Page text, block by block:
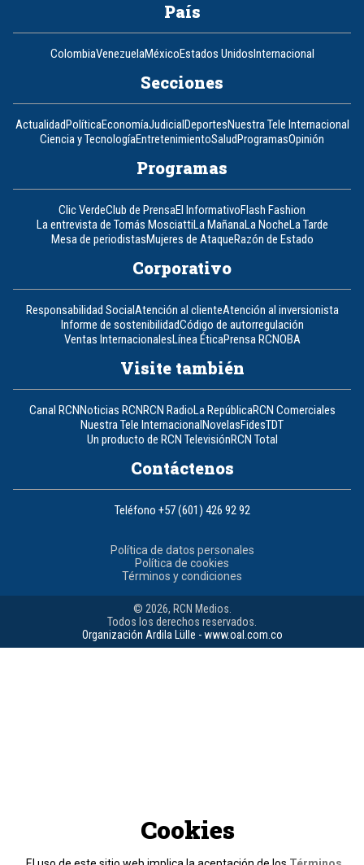
País
ColombiaVenezuelaMéxicoEstados UnidosInternacional
Secciones
ActualidadPolíticaEconomíaJudicialDeportesNuestra Tele Internacional
Ciencia y TecnologíaEntretenimientoSaludProgramasOpinión
Programas
Clic VerdeClub de PrensaEl InformativoFlash Fashion
La entrevista de Tomás MosciattiLa MañanaLa NocheLa Tarde
Mesa de periodistasMujeres de AtaqueRazón de Estado
Corporativo
Responsabilidad SocialAtención al clienteAtención al inversionista
Informe de sostenibilidadCódigo de autorregulación
Ventas InternacionalesLínea ÉticaPrensa RCNOBA
Visite también
Canal RCNNoticias RCNRCN RadioLa RepúblicaRCN Comerciales
Nuestra Tele InternacionalNovelasFidesTDT
Un producto de RCN TelevisiónRCN Total
Contáctenos
Teléfono +57 (601) 426 92 92
Política de datos personales
Política de cookies
Términos y condiciones
© 2026, RCN Medios.
Todos los derechos reservados.
Organización Ardila Lülle - www.oal.com.co
Cookies